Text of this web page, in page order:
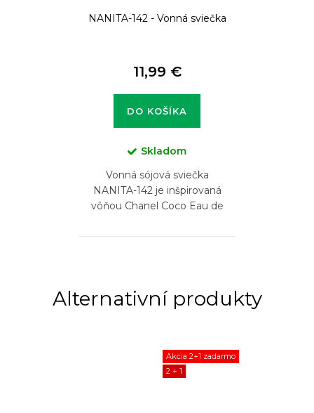
NANITA-142 - Vonná sviečka
11,99 €
DO KOŠÍKA
Skladom
Vonná sójová sviečka
NANITA-142 je inšpirovaná
vôňou Chanel Coco Eau de
Akcia 2+1 zadarmo
2 + 1